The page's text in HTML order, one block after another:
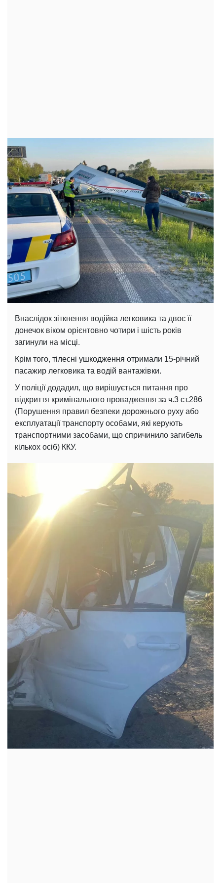
Внаслідок зіткнення водійка легковика та двоє її
донечок віком орієнтовно чотири і шість років
загинули на місці.
Крім того, тілесні ушкодження отримали 15-річний
пасажир легковика та водій вантажівки.
У поліції додадил, що вирішується питання про
відкриття кримінального провадження за ч.3 ст.286
(Порушення правил безпеки дорожнього руху або
експлуатації транспорту особами, які керують
транспортними засобами, що спричинило загибель
кількох осіб) ККУ.